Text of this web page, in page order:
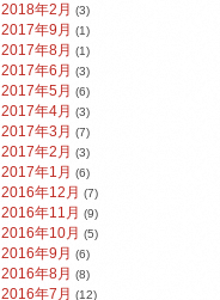
2018年2月 (3)
2017年9月 (1)
2017年8月 (1)
2017年6月 (3)
2017年5月 (6)
2017年4月 (3)
2017年3月 (7)
2017年2月 (3)
2017年1月 (6)
2016年12月 (7)
2016年11月 (9)
2016年10月 (5)
2016年9月 (6)
2016年8月 (8)
2016年7月 (12)